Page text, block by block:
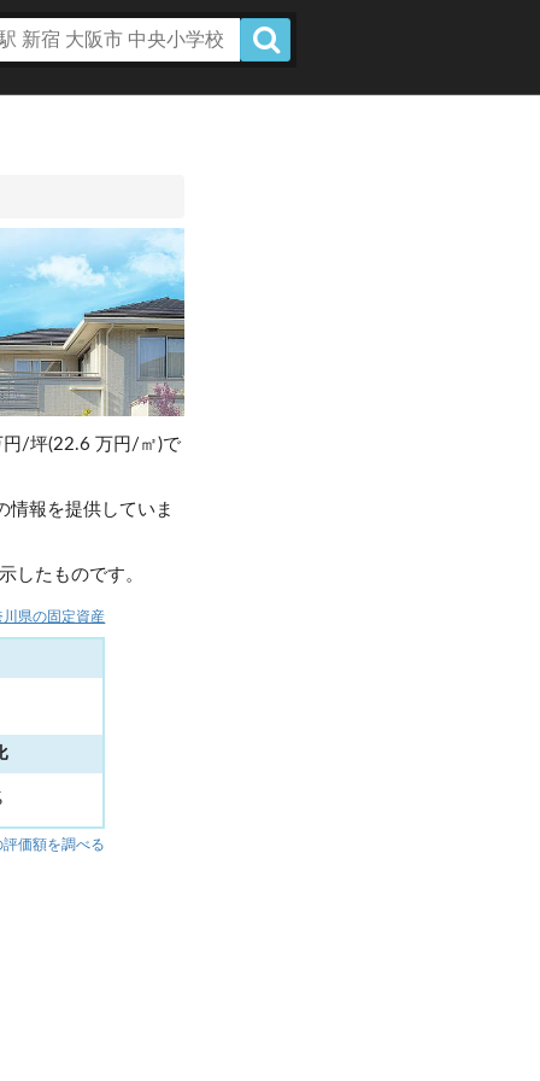
円/坪(22.6 万円/㎡)で
情報を提供していま
したものです。
川県の固定資産
価額を調べる